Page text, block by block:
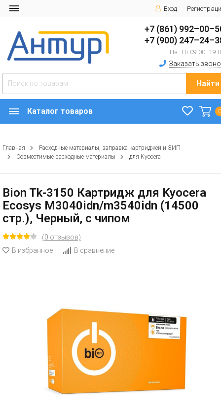
Вход
+7 (861)
+7 (900)
Пн–Пт
Заказать
Найти
Каталог товаров
Главная
Расходные материалы, заправка картриджей и ЗИП
Совместимые расходные материалы
для Kyocera
Bion Tk-3150 Картридж для Kyocera
Ecosys M3040idn/m3540idn (14500
стр.), Черный, с чипом
(0 отзывов)
В избранное
В сравнение